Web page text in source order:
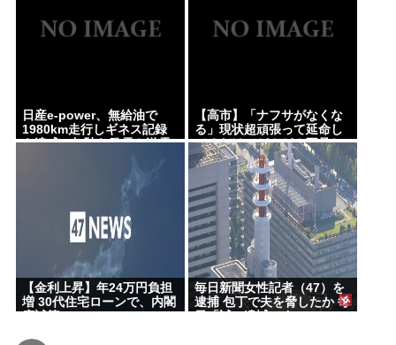
日産e-power、無給油で
1980km走行しギネス記録
を達成、無駄な発電や送電
【高市】「ナフサがなくな
る」現状超頑張って延命し
てるだけでどんどん不足し
てる状況は改善してないの
にもうナフサあることにな
った理由
【金利上昇】年24万円負担
増 30代住宅ローンで、内閣
毎日新聞女性記者（47）を
逮捕 包丁で夫を脅したか 毎